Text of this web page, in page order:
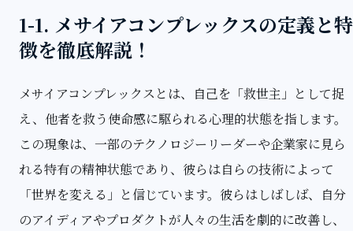
1-1. メサイアコンプレックスの定義と特
徴を徹底解説！
メサイアコンプレックスとは、自己を「救世主」として捉
え、他者を救う使命感に駆られる心理的状態を指します。
この現象は、一部のテクノロジーリーダーや企業家に見ら
れる特有の精神状態であり、彼らは自らの技術によって
「世界を変える」と信じています。彼らはしばしば、自分
のアイディアやプロダクトが人々の生活を劇的に改善し、